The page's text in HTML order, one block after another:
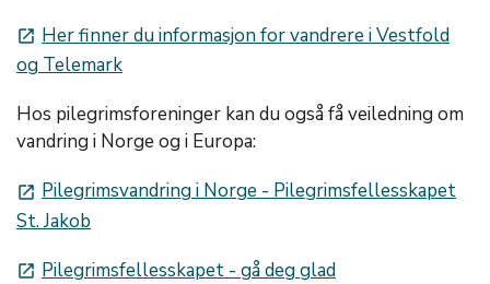
launch Her finner du informasjon for vandrere i Vestfold
og Telemark
Hos pilegrimsforeninger kan du også få veiledning om
vandring i Norge og i Europa:
launch Pilegrimsvandring i Norge - Pilegrimsfellesskapet
St. Jakob
launch Pilegrimsfellesskapet - gå deg glad